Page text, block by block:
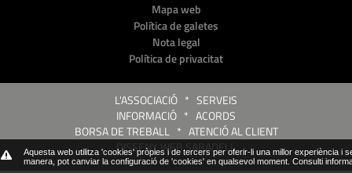
Aquesta web utilitza 'cookies' pròpies i de tercers per oferir-li una millor experiència
manera, pot canviar la configuració de 'cookies' en qualsevol moment. Consulti
Mapa web
Política de galetes
Nota legal
Política de privacitat
L'ASSOCIACIÓ * SERVEIS
INFORMACIÓ * ACORDS
BORSA DE TREBALL* ATENCIÓ AL CLIENT
DISSENY WEB SABADELL